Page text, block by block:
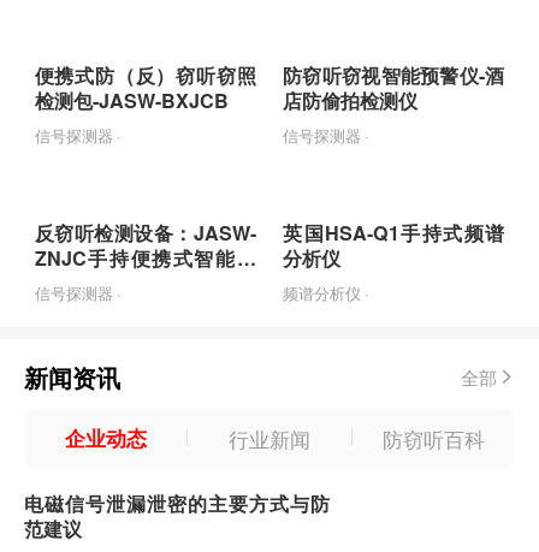
便携式防（反）窃听窃照
检测包-JASW-BXJCB
信号探测器 ·
防窃听窃视智能预警仪-酒
店防偷拍检测仪
信号探测器 ·
反窃听检测设备：JASW-
ZNJC手持便携式智能检
测设备
信号探测器 ·
英国HSA-Q1手持式频谱
分析仪
频谱分析仪 ·
新闻资讯 全部
企业动态 行业新闻 防窃听百科
电磁信号泄漏泄密的主要方式与防
范建议